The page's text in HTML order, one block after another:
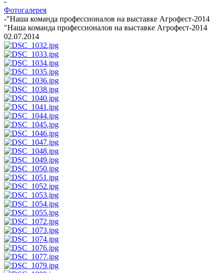
Фотогалерея
-"Наша команда профессионалов на выставке Агрофест-2014
"Наша команда профессионалов на выставке Агрофест-2014
02.07.2014